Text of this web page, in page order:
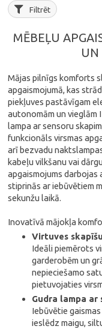
Filtrēt
MĒBEĻU
UN
Mājas pilnīgs komforts
apgaismojumā, kas
piekļuves pastāvīgam
autonomām un vieglām
lampa ar sensoru
funkcionāls virsmas
arī bezvadu
kabeļu vilkšanu vai
apgaismojums
stiprinās ar iebūvētiem
sekunžu laikā.
Inovatīvā mājokļa
Virtuves
Ideāli piemērots
garderobēm un
nepieciešamo
pietuvojaties
Gudra lampa ar
Iebūvētie
ieslēdz maigu,